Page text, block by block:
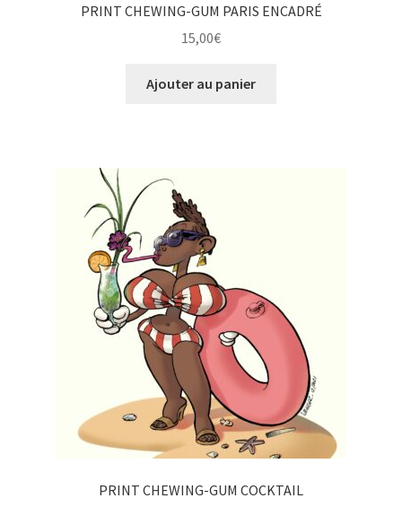
PRINT CHEWING-GUM PARIS ENCADRÉ
15,00€
Ajouter au panier
PRINT CHEWING-GUM COCKTAIL